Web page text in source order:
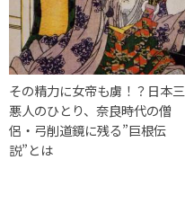
その精力に女帝も虜！？日本三
悪人のひとり、奈良時代の僧
侶・弓削道鏡に残る”巨根伝
説”とは